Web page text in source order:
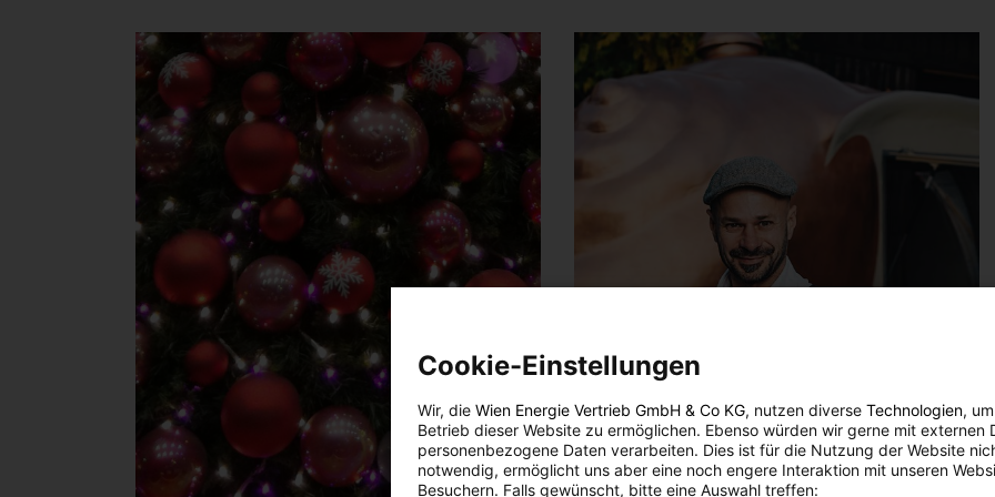
Cookie-Einstellungen
Wir, die Wien Energie Vertrieb GmbH & Co KG, nutzen diverse Technologien,
Betrieb dieser Website zu ermöglichen. Ebenso würden wir gerne mit externen
personenbezogene Daten verarbeiten. Dies ist für die Nutzung der Website
notwendig, ermöglicht uns aber eine noch engere Interaktion mit unseren
Besuchern. Falls gewünscht, bitte eine Auswahl treffen: